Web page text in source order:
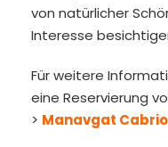
von natürlicher
Interesse
Für weitere
eine Reservierung
> Manavgat